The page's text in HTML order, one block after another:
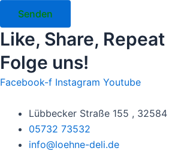
Senden
Like, Share, Repeat
Folge uns!
Facebook-f Instagram Youtube
Lübbecker Straße 155 ,
05732 73532
info@loehne-deli.de